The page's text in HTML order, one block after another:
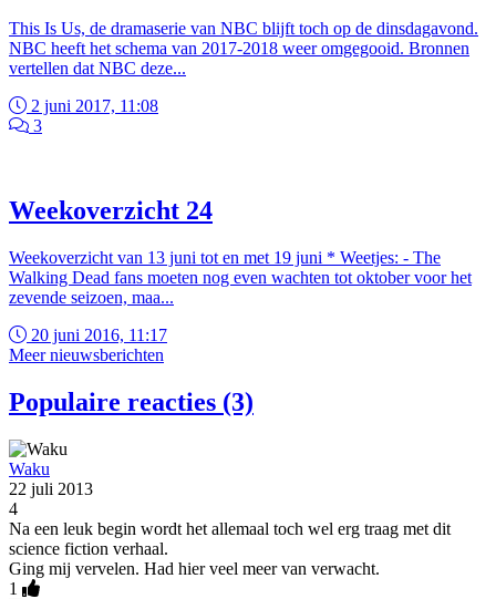
This Is Us, de dramaserie van NBC blijft toch op de dinsdagavond.
NBC heeft het schema van 2017-2018 weer omgegooid. Bronnen
vertellen dat NBC deze...
2 juni 2017, 11:08
3
Weekoverzicht 24
Weekoverzicht van 13 juni tot en met 19 juni * Weetjes: - The
Walking Dead fans moeten nog even wachten tot oktober voor het
zevende seizoen, maa...
20 juni 2016, 11:17
Meer nieuwsberichten
Populaire reacties (3)
Waku
22 juli 2013
4
Na een leuk begin wordt het allemaal toch wel erg traag met dit
science fiction verhaal.
Ging mij vervelen. Had hier veel meer van verwacht.
1